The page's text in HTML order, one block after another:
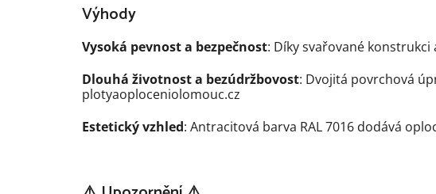
Výhody
Vysoká pevnost a bezpečnost: Díky svařované
Dlouhá životnost a bezúdržbovost: Dvojitá povrchová
plotyaoploceniolomouc.cz
Estetický vzhled: Antracitová barva RAL 7016 dodává